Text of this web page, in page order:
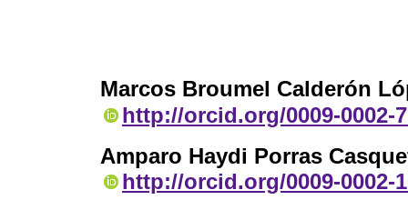
Marcos Broumel Calderón
http://orcid.org/0009-0002-
Amparo Haydi Porras
http://orcid.org/0009-0002-